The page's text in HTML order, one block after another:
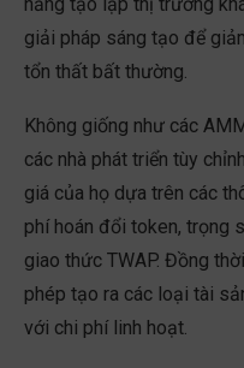
giải pháp sáng tạo để
tổn thất bất thường.
Không giống như các
các nhà phát triển tùy
giá của họ dựa trên các
phí hoán đổi token, trọng
giao thức TWAP. Đồng
phép tạo ra các loại tài
với chi phí linh hoạt.